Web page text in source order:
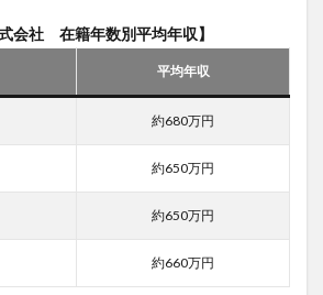
会社 在籍年数別平均年収】
平均年収
約680万円
約650万円
約650万円
約660万円